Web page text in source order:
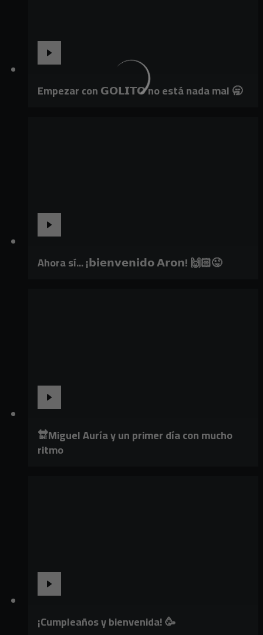
Empezar con 𝗚𝗢𝗟𝗜𝗧𝗢 no está nada mal 🥱
Ahora sí... ¡𝗯𝗶𝗲𝗻𝘃𝗲𝗻𝗶𝗱𝗼 𝗔𝗿𝗼𝗻! 🙌🏻😜
🔛Miguel Auría y un primer día con mucho
ritmo
¡Cumpleaños y bienvenida! 🥳